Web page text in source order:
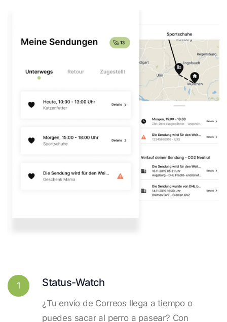
1 Status-Watch
¿Tu envío de Correos llega a tiempo o
puedes sacar al perro a pasear? Con